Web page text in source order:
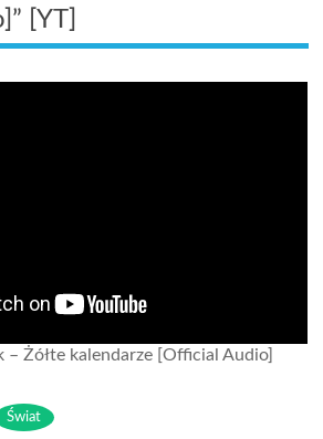
[YT]
– Żółte kalendarze [Official Audio]
Świat